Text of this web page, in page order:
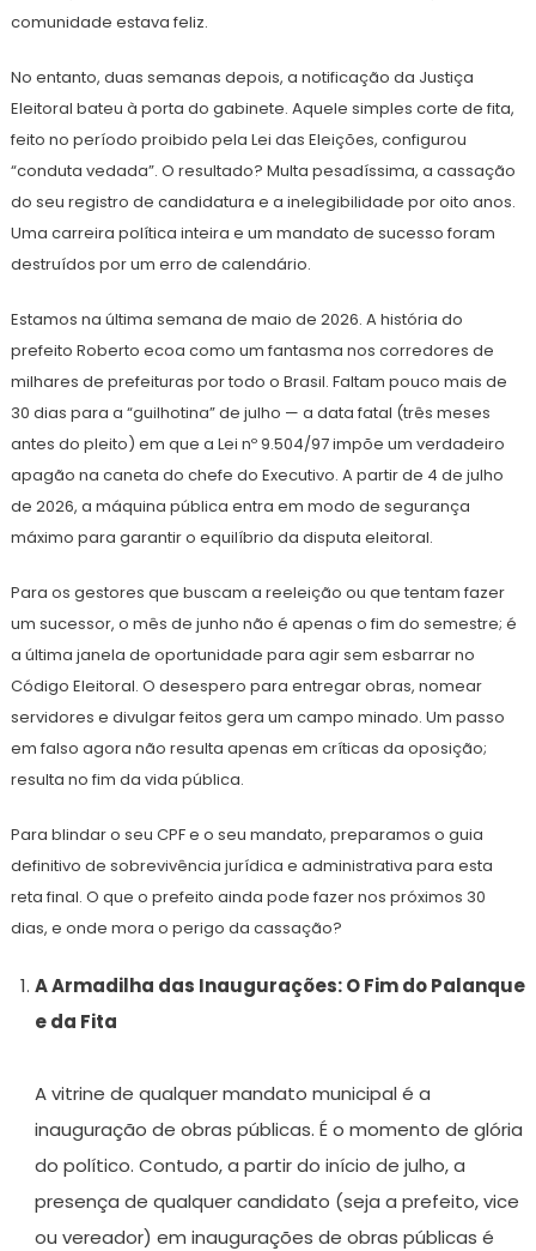
comunidade estava feliz.
No entanto, duas semanas depois, a notificação da Justiça
Eleitoral bateu à porta do gabinete. Aquele simples corte de fita,
feito no período proibido pela Lei das Eleições, configurou
“conduta vedada”. O resultado? Multa pesadíssima, a cassação
do seu registro de candidatura e a inelegibilidade por oito anos.
Uma carreira política inteira e um mandato de sucesso foram
destruídos por um erro de calendário.
Estamos na última semana de maio de 2026. A história do
prefeito Roberto ecoa como um fantasma nos corredores de
milhares de prefeituras por todo o Brasil. Faltam pouco mais de
30 dias para a “guilhotina” de julho — a data fatal (três meses
antes do pleito) em que a Lei nº 9.504/97 impõe um verdadeiro
apagão na caneta do chefe do Executivo. A partir de 4 de julho
de 2026, a máquina pública entra em modo de segurança
máximo para garantir o equilíbrio da disputa eleitoral.
Para os gestores que buscam a reeleição ou que tentam fazer
um sucessor, o mês de junho não é apenas o fim do semestre; é
a última janela de oportunidade para agir sem esbarrar no
Código Eleitoral. O desespero para entregar obras, nomear
servidores e divulgar feitos gera um campo minado. Um passo
em falso agora não resulta apenas em críticas da oposição;
resulta no fim da vida pública.
Para blindar o seu CPF e o seu mandato, preparamos o guia
definitivo de sobrevivência jurídica e administrativa para esta
reta final. O que o prefeito ainda pode fazer nos próximos 30
dias, e onde mora o perigo da cassação?
A Armadilha das Inaugurações: O Fim do Palanque
e da Fita
A vitrine de qualquer mandato municipal é a
inauguração de obras públicas. É o momento de glória
do político. Contudo, a partir do início de julho, a
presença de qualquer candidato (seja a prefeito, vice
ou vereador) em inaugurações de obras públicas é